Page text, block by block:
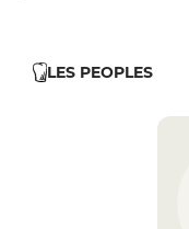
LES PEOPLES